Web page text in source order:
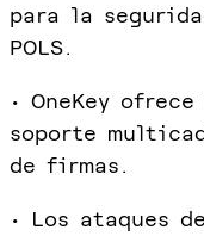
para la
POLS.
• OneKey
soporte
de firmas.
• Los ataques